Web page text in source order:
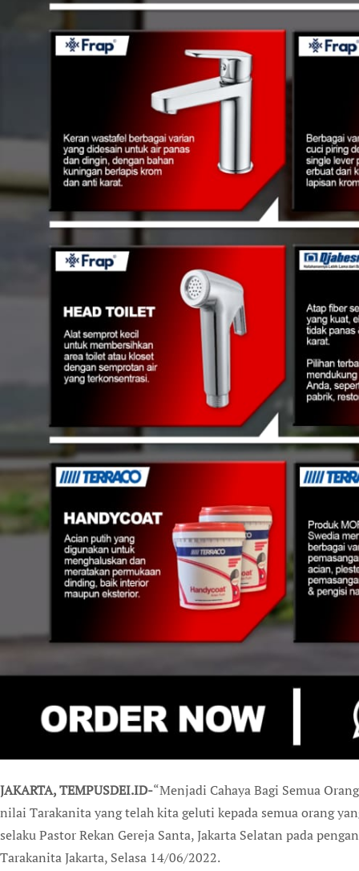
JAKARTA, TEMPUSDEI.ID-“Menjadi Cahaya Bagi Semua
nilai Tarakanita yang telah kita geluti kepada semua orang
selaku Pastor Rekan Gereja Santa, Jakarta Selatan pada
Tarakanita Jakarta, Selasa 14/06/2022.